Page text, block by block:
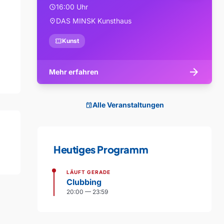
schedule16:00 Uhr
location_onDAS MINSK Kunsthaus
confirmation_numberKunst
Mehr erfahren arrow_forward
eventAlle Veranstaltungen
Heutiges Programm
LÄUFT GERADE
Clubbing
20:00 — 23:59